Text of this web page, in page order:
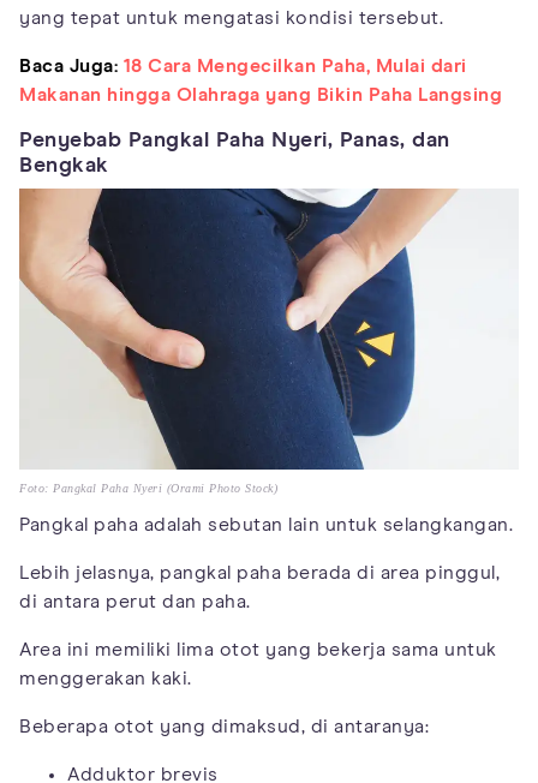
yang tepat untuk mengatasi kondisi tersebut.
Baca Juga: 18 Cara Mengecilkan Paha, Mulai dari
Makanan hingga Olahraga yang Bikin Paha Langsing
Penyebab Pangkal Paha Nyeri, Panas, dan
Bengkak
Foto: Pangkal Paha Nyeri (Orami Photo Stock)
Pangkal paha adalah sebutan lain untuk selangkangan.
Lebih jelasnya, pangkal paha berada di area pinggul,
di antara perut dan paha.
Area ini memiliki lima otot yang bekerja sama untuk
menggerakan kaki.
Beberapa otot yang dimaksud, di antaranya:
Adduktor brevis